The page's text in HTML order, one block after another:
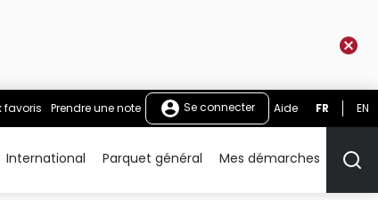
favoris Prendre une note Se connecter Aide FR EN
International Parquet général Mes démarches